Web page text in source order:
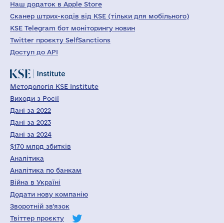
Наш додаток в Apple Store
Сканер штрих-кодів від KSE (тільки для мобільного)
KSE Telegram бот моніторингу новин
Twitter проєкту SelfSanctions
Доступ до API
Методологія KSE Institute
Виходи з Росії
Дані за 2022
Дані за 2023
Дані за 2024
$170 млрд збитків
Аналітика
Аналітика по банкам
Війна в Україні
Додати нову компанію
Зворотній зв'язок
Твіттер проєкту